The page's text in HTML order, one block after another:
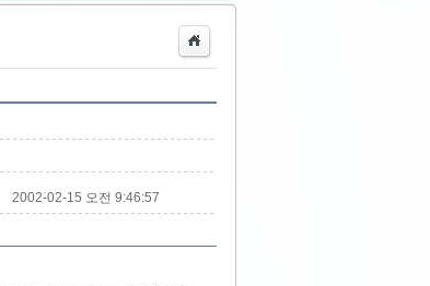
2002-02-15 오전 9:46:57